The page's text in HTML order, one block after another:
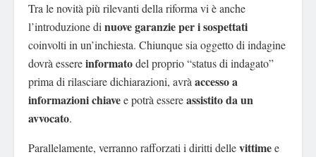
Tra le novità più rilevanti della riforma vi è anche
l’introduzione di nuove garanzie per i sospettati
coinvolti in un’inchiesta. Chiunque sia oggetto di indagine
dovrà essereinformatodel proprio “status di indagato”
prima di rilasciare dichiarazioni, avrà accesso a
informazioni chiavee potrà essereassistito da un
avvocato.
Parallelamente, verranno rafforzati i diritti dellevittimee